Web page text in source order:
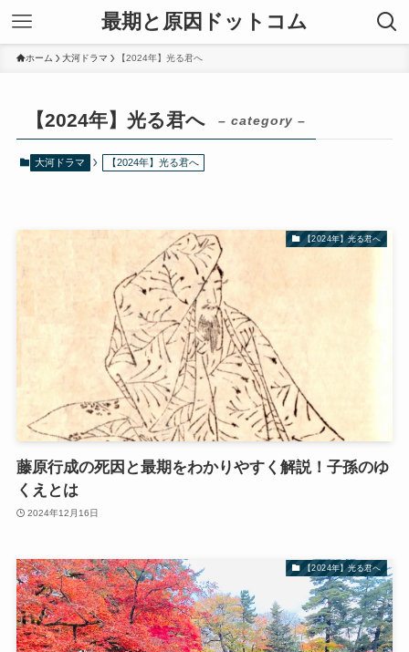
最期と原因ドットコム
ホーム 大河ドラマ 【2024年】光る君へ
【2024年】光る君へ – category –
大河ドラマ 【2024年】光る君へ
【2024年】光る君へ
藤原行成の死因と最期をわかりやすく解説！子孫のゆ
くえとは
2024年12月16日
【2024年】光る君へ